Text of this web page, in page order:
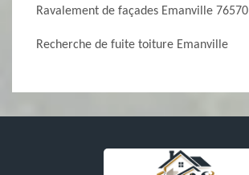
Ravalement de façades Emanville 76570
Recherche de fuite toiture Emanville